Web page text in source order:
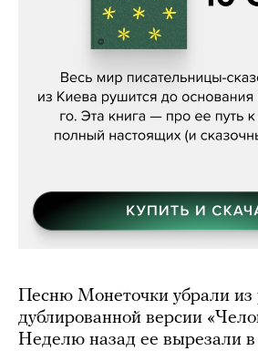
Женя Бережная,
Песню Монеточки убрали из
дублированной версии
Неделю назад ее вырезали